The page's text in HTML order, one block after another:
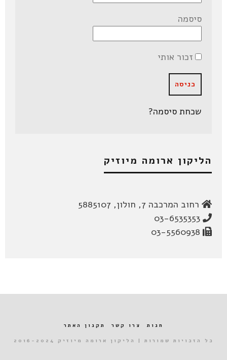
סיסמה
זכור אותי
שכחת סיסמה?
הליקון ארומה מיוזיק
רחוב המרכבה 7, חולון, 5885107
חנות צרו קשר תקנון האתר
כל הזכויות שמורות | הליקון ארומה מיוזיק 2016-2024